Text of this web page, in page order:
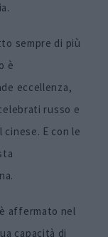
sempre di più
è
eccellenza,
russo e
E con le
affermato nel
capacità di